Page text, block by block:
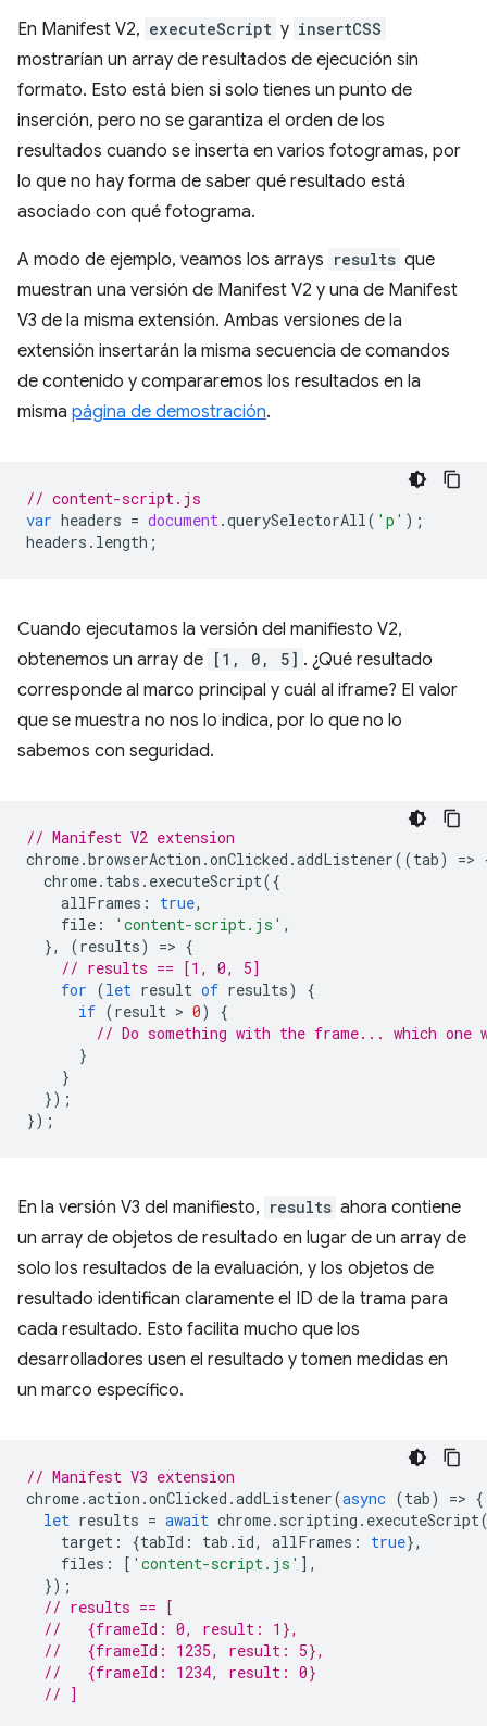
En Manifest V2, executeScript y insertCSS
mostrarían un array de resultados de ejecución sin
formato. Esto está bien si solo tienes un punto de
inserción, pero no se garantiza el orden de los
resultados cuando se inserta en varios fotogramas, por
lo que no hay forma de saber qué resultado está
asociado con qué fotograma.
A modo de ejemplo, veamos los arrays results que
muestran una versión de Manifest V2 y una de Manifest
V3 de la misma extensión. Ambas versiones de la
extensión insertarán la misma secuencia de comandos
de contenido y compararemos los resultados en la
misma página de demostración.
// content-script.js
var headers = document.querySelectorAll( 'p' );
headers . length ;
Cuando ejecutamos la versión del manifiesto V2,
obtenemos un array de [1, 0, 5] . ¿Qué resultado
corresponde al marco principal y cuál al iframe? El valor
que se muestra no nos lo indica, por lo que no lo
sabemos con seguridad.
// Manifest V2 extension
chrome.browserAction .onClicked .addListener((tab) =>
chrome. tabs . executeScript({
allFrames : true,
file : 'content-script.js' ,
},
(results) => {
// results == [1, 0, 5]
for (let result of results)
{
if (result > 0)
{
// Do something with the frame... which one
}
}
});
});
En la versión V3 del manifiesto, results ahora contiene
un array de objetos de resultado en lugar de un array de
solo los resultados de la evaluación, y los objetos de
resultado identifican claramente el ID de la trama para
cada resultado. Esto facilita mucho que los
desarrolladores usen el resultado y tomen medidas en
un marco específico.
// Manifest V3 extension
chrome.action .onClicked .addListener(async (tab) => {
let results = await chrome. scripting . executeScript
target : {tabId : tab . id, allFrames : true},
files : [ 'content-script.js' ],
});
// results == [
//   {frameId: 0, result: 1},
//   {frameId: 1235, result: 5},
//   {frameId: 1234, result: 0}
// ]